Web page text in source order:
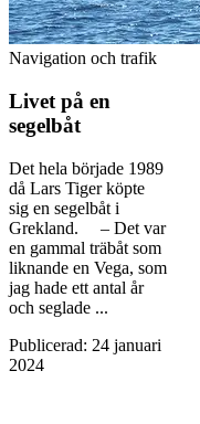
Navigation och trafik
Livet på en
segelbåt
Det hela började 1989
då Lars Tiger köpte
sig en segelbåt i
Grekland. – Det var
en gammal träbåt som
liknande en Vega, som
jag hade ett antal år
och seglade ...
Publicerad: 24 januari
2024